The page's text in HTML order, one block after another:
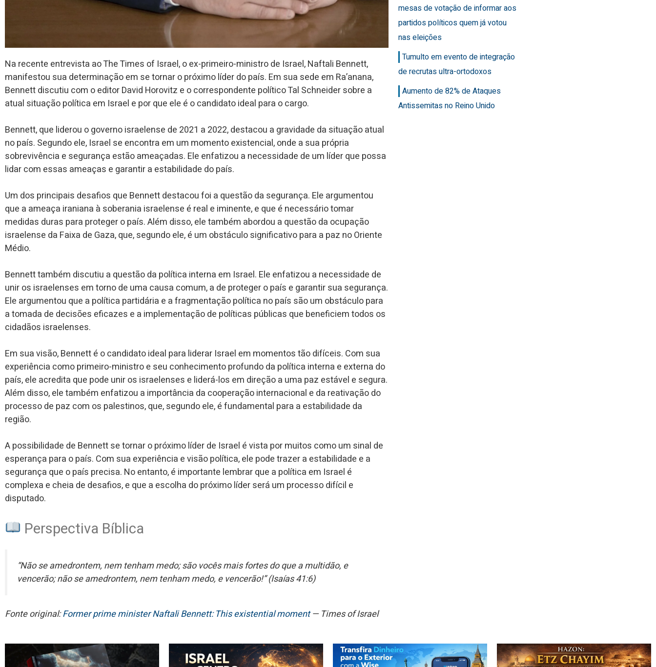
Na recente entrevista ao The Times of Israel, o ex-primeiro-ministro de Israel, Naftali Bennett,
manifestou sua determinação em se tornar o próximo líder do país. Em sua sede em Ra’anana,
Bennett discutiu com o editor David Horovitz e o correspondente político Tal Schneider sobre a
atual situação política em Israel e por que ele é o candidato ideal para o cargo.
Bennett, que liderou o governo israelense de 2021 a 2022, destacou a gravidade da situação atual
no país. Segundo ele, Israel se encontra em um momento existencial, onde a sua própria
sobrevivência e segurança estão ameaçadas. Ele enfatizou a necessidade de um líder que possa
lidar com essas ameaças e garantir a estabilidade do país.
Um dos principais desafios que Bennett destacou foi a questão da segurança. Ele argumentou
que a ameaça iraniana à soberania israelense é real e iminente, e que é necessário tomar
medidas duras para proteger o país. Além disso, ele também abordou a questão da ocupação
israelense da Faixa de Gaza, que, segundo ele, é um obstáculo significativo para a paz no Oriente
Médio.
Bennett também discutiu a questão da política interna em Israel. Ele enfatizou a necessidade de
unir os israelenses em torno de uma causa comum, a de proteger o país e garantir sua segurança.
Ele argumentou que a política partidária e a fragmentação política no país são um obstáculo para
a tomada de decisões eficazes e a implementação de políticas públicas que beneficiem todos os
cidadãos israelenses.
Em sua visão, Bennett é o candidato ideal para liderar Israel em momentos tão difíceis. Com sua
experiência como primeiro-ministro e seu conhecimento profundo da política interna e externa do
país, ele acredita que pode unir os israelenses e liderá-los em direção a uma paz estável e segura.
Além disso, ele também enfatizou a importância da cooperação internacional e da reativação do
processo de paz com os palestinos, que, segundo ele, é fundamental para a estabilidade da
região.
A possibilidade de Bennett se tornar o próximo líder de Israel é vista por muitos como um sinal de
esperança para o país. Com sua experiência e visão política, ele pode trazer a estabilidade e a
segurança que o país precisa. No entanto, é importante lembrar que a política em Israel é
complexa e cheia de desafios, e que a escolha do próximo líder será um processo difícil e
disputado.
Perspectiva Bíblica
“Não se amedrontem, nem tenham medo; são vocês mais fortes do que a multidão, e
vencerão; não se amedrontem, nem tenham medo, e vencerão!” (Isaías 41:6)
Fonte original:Former prime minister Naftali Bennett: This existential moment— Times of Israel
mesas de votação de informar aos
partidos políticos quem já votou
nas eleições
Tumulto em evento de integração
de recrutas ultra-ortodoxos
Aumento de 82% de Ataques
Antissemitas no Reino Unido